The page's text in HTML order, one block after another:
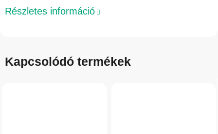
Részletes információ
Kapcsolódó termékek